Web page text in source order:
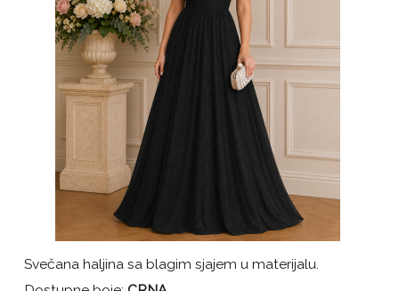
Svečana haljina sa blagim sjajem u materijalu.